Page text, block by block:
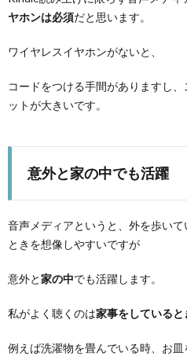
ヤホンは必須だと思います。
ワイヤレスイヤホンがないと、
コードをつける手間がありますし
ットが大きいです。
意外と家の中でも活躍
音声メディアというと、外を歩い
ときを想像しやすいですが
意外と家の中でも活躍します。
私がよく聴くのは家事をしていると
例えば洗濯物を畳んでいる時、お